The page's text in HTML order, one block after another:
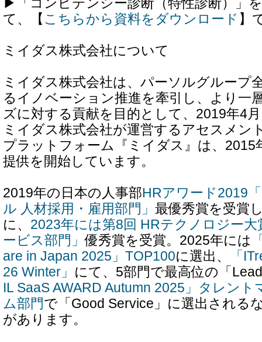
て、【こちらから資料をダウンロード 】
ミイダス株式会社について
ミイダス株式会社は、パーソルグループ
るイノベーション推進を牽引し、より一
ズに対する貢献を目的として、2019年4
ミイダス株式会社が運営するアセスメン
プラットフォーム『ミイダス』は、2015
提供を開始しています。
2019年の日本の人事部HRアワード2019
ル 人材採用・雇用部門」 最優秀賞を受賞
に、 2023年には第8回 HRテクノロジー
ービス部門」優秀賞を受賞。2025年には
are in Japan 2025」TOP100に選出、
「
26 Winter」 にて、5部門で最高位の「
IL SaaS AWARD Autumn 2025」タレン
ム部門で「Good Service」に選出される
があります。